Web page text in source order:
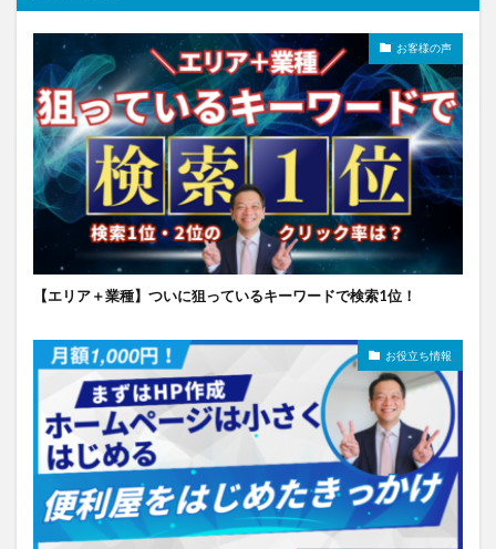
お客様の声
【エリア＋業種】ついに狙っているキーワードで検索1位！
お役立ち情報